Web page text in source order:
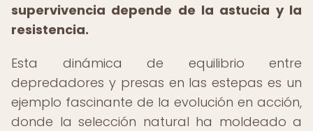
supervivencia depende de la astucia y la
resistencia.
Esta dinámica de equilibrio entre
depredadores y presas en las estepas es un
ejemplo fascinante de la evolución en acción,
donde la selección natural ha moldeado a